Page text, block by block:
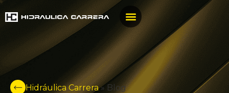
Hidráulica Carrera» Blog